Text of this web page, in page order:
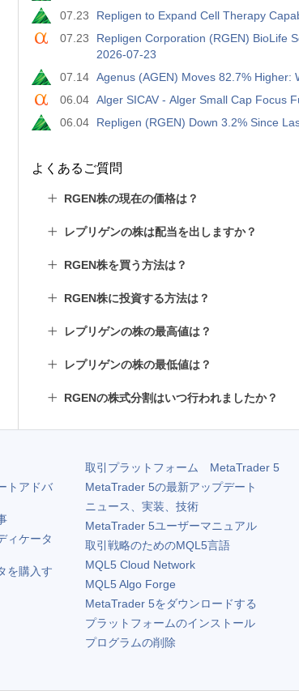
07.23
Repligen to Expand Cell Therapy
07.23
Repligen Corporation (RGEN) BioLife
2026-07-23
07.14 Agenus (AGEN) Moves 82.7% Higher:
06.04 Alger SICAV - Alger Small Cap Focus
06.04
Repligen (RGEN) Down 3.2% Since
よくあるご質問
RGEN株の現在の価格は？
レプリゲンの株は配当を出しますか？
RGEN株を買う方法は？
RGEN株に投資する方法は？
レプリゲンの株の最高値は？
レプリゲンの株の最低値は？
RGENの株式分割はいつ行われましたか？
トアドバ
ィケータ
を購入す
取引プラットフォーム MetaTrader 5
MetaTrader 5の最新アップデート
ニュース、実装、技術
MetaTrader 5ユーザーマニュアル
取引戦略のためのMQL5言語
MQL5 Cloud Network
MQL5 Algo Forge
MetaTrader 5をダウンロードする
プラットフォームのインストール
プログラムの削除